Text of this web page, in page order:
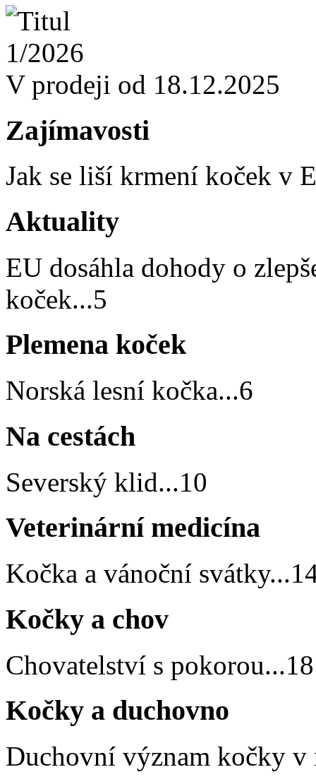
V prodeji od 18.12.2025
Zajímavosti
Jak se liší krmení koček v
Aktuality
EU dosáhla dohody o
koček...5
Plemena koček
Norská lesní kočka...6
Na cestách
Severský klid...10
Veterinární medicína
Kočka a vánoční svátky...
Kočky a chov
Chovatelství s pokorou...18
Kočky a duchovno
Duchovní význam kočky v